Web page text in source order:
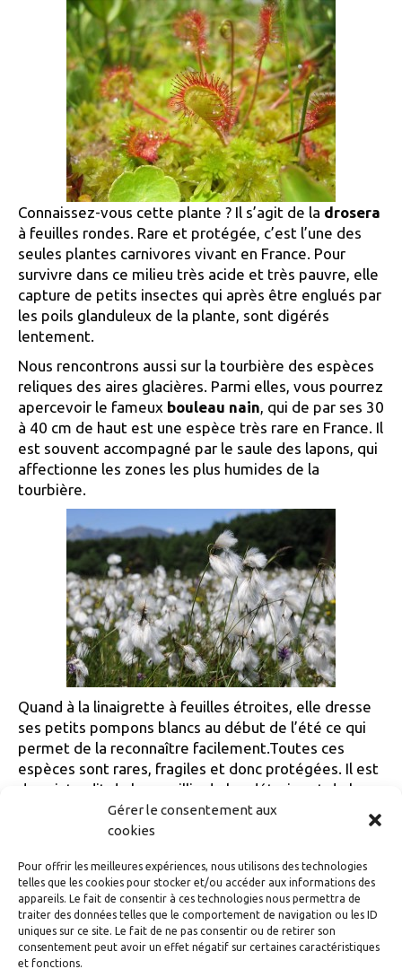
Gérer le consentement aux
cookies
Pour offrir les meilleures expériences, nous utilisons des technologies
telles que les cookies pour stocker et/ou accéder aux informations des
appareils. Le fait de consentir à ces technologies nous permettra de
traiter des données telles que le comportement de navigation ou les ID
uniques sur ce site. Le fait de ne pas consentir ou de retirer son
consentement peut avoir un effet négatif sur certaines caractéristiques
et fonctions.
Connaissez-vous cette plante ? Il s’agit de la drosera
à feuilles rondes. Rare et protégée, c’est l’une des
seules plantes carnivores vivant en France. Pour
survivre dans ce milieu très acide et très pauvre, elle
capture de petits insectes qui après être englués par
les poils glanduleux de la plante, sont digérés
lentement.
Nous rencontrons aussi sur la tourbière des espèces
reliques des aires glacières. Parmi elles, vous pourrez
apercevoir le fameux bouleau nain , qui de par ses 30
à 40 cm de haut est une espèce très rare en France. Il
est souvent accompagné par le saule des lapons, qui
affectionne les zones les plus humides de la
tourbière.
Quand à la linaigrette à feuilles étroites, elle dresse
ses petits pompons blancs au début de l’été ce qui
permet de la reconnaître facilement.Toutes ces
espèces sont rares, fragiles et donc protégées. Il est
donc interdit de les cueillir, de les détruire et de les
Catégories
Faune et flore
Recettes typiques de nos grands-mères du
Gévaudan
La tradition des Grenouilles